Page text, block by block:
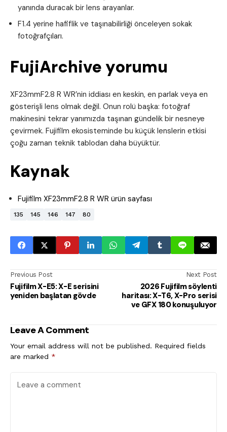
yanında duracak bir lens arayanlar.
F1.4 yerine hafiflik ve taşınabilirliği önceleyen sokak
fotoğrafçıları.
FujiArchive yorumu
XF23mmF2.8 R WR’nin iddiası en keskin, en parlak veya en
gösterişli lens olmak değil. Onun rolü başka: fotoğraf
makinesini tekrar yanımızda taşınan gündelik bir nesneye
çevirmek. Fujifilm ekosisteminde bu küçük lenslerin etkisi
çoğu zaman teknik tablodan daha büyüktür.
Kaynak
Fujifilm XF23mmF2.8 R WR ürün sayfası
135 145 146 147 80
Previous Post
Fujifilm X-E5: X-E serisini
yeniden başlatan gövde
Next Post
2026 Fujifilm söylenti
haritası: X-T6, X-Pro serisi
ve GFX 180 konuşuluyor
Leave A Comment
Your email address will not be published. Required fields
are marked *